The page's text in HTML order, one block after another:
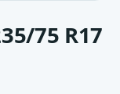
75 R17